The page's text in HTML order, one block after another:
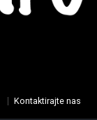
Kontaktirajte nas